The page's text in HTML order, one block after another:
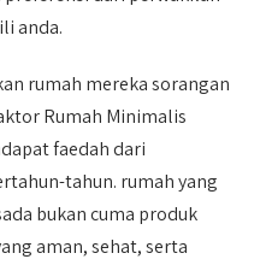
anda.
rumah mereka sorangan
Rumah Minimalis
faedah dari
tahun. rumah yang
bukan cuma produk
aman, sehat, serta